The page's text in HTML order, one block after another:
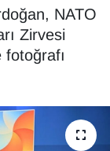
NATO
Zirvesi